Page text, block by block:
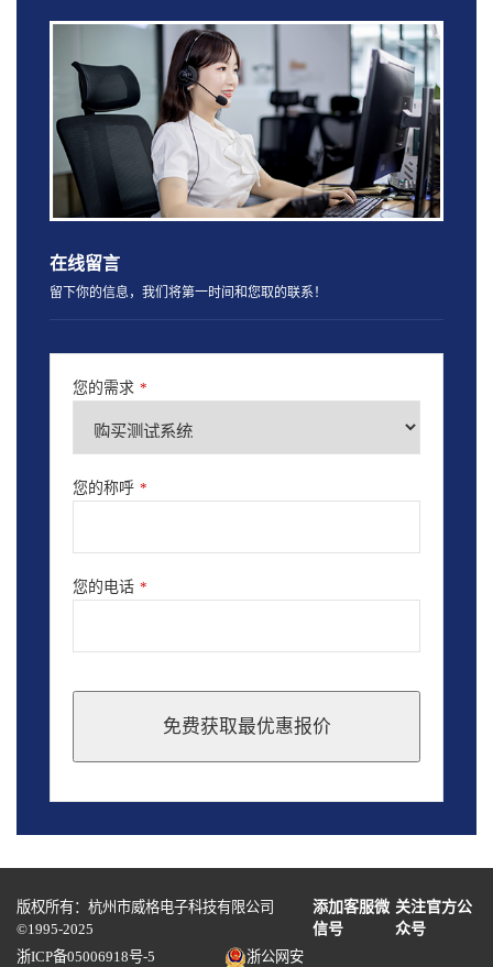
在线留言
留下你的信息，我们将第一时间和您取的联系！
您的需求 *
您的称呼 *
您的电话 *
免费获取最优惠报价
should
blank
版权所有：杭州市威格电子科技有限公司
©1995-2025
添加客服微
信号
关注官方公
众号
浙ICP备05006918号-5
浙公网安